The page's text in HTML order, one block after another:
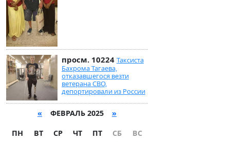
просм. 10224 Таксиста
Бахрома Тагаева,
отказавшегося везти
ветерана СВО,
депортировали из России
« ФЕВРАЛЬ 2025 »
ПН ВТ СР ЧТ ПТ СБ
ВС